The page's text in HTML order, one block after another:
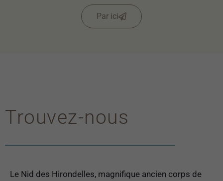
Par ici
Trouvez-nous
Le Nid des Hirondelles, magnifique ancien corps de